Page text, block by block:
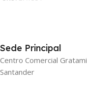
Sede Principal
Centro Comercial
Santander